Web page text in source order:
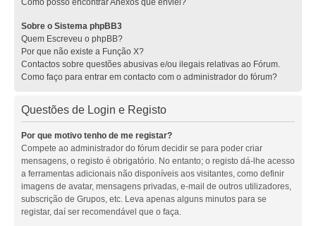
Como posso encontrar Anexos que enviei?
Sobre o Sistema phpBB3
Quem Escreveu o phpBB?
Por que não existe a Função X?
Contactos sobre questões abusivas e/ou ilegais relativas ao Fórum.
Como faço para entrar em contacto com o administrador do fórum?
Questões de Login e Registo
Por que motivo tenho de me registar?
Compete ao administrador do fórum decidir se para poder criar
mensagens, o registo é obrigatório. No entanto; o registo dá-lhe acesso
a ferramentas adicionais não disponíveis aos visitantes, como definir
imagens de avatar, mensagens privadas, e-mail de outros utilizadores,
subscrição de Grupos, etc. Leva apenas alguns minutos para se
registar, daí ser recomendável que o faça.